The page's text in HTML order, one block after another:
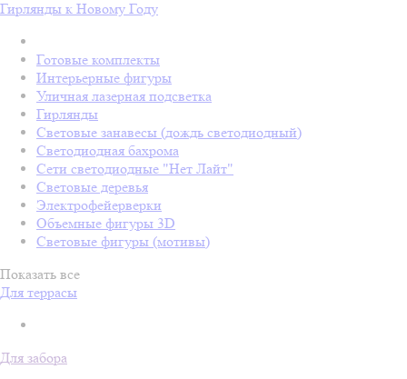
Гирлянды к Новому Году
Готовые комплекты
Интерьерные фигуры
Уличная лазерная подсветка
Гирлянды
Световые занавесы (дождь светодиодный)
Светодиодная бахрома
Сети светодиодные "Нет Лайт"
Световые деревья
Электрофейерверки
Объемные фигуры 3D
Световые фигуры (мотивы)
Показать все
Для террасы
Для забора